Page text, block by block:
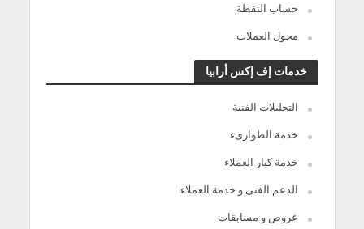
حساب النقطة
محول العملات
خدمات إف إكس أرابيا
التحليلات الفنية
خدمة الطوارىء
خدمة كبار العملاء
الدعم الفنى و خدمة العملاء
عروض و مسابقات